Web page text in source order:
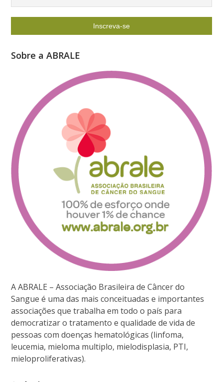
Sobre a ABRALE
A ABRALE – Associação Brasileira de Câncer do
Sangue é uma das mais conceituadas e importantes
associações que trabalha em todo o país para
democratizar o tratamento e qualidade de vida de
pessoas com doenças hematológicas (linfoma,
leucemia, mieloma multiplo, mielodisplasia, PTI,
mieloproliferativas).